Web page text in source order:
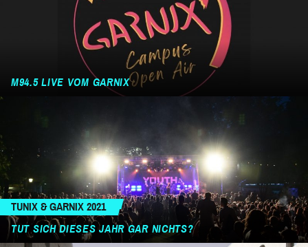
M94.5 LIVE VOM GARNIX
TUNIX & GARNIX 2021
TUT SICH DIESES JAHR GAR NICHTS?